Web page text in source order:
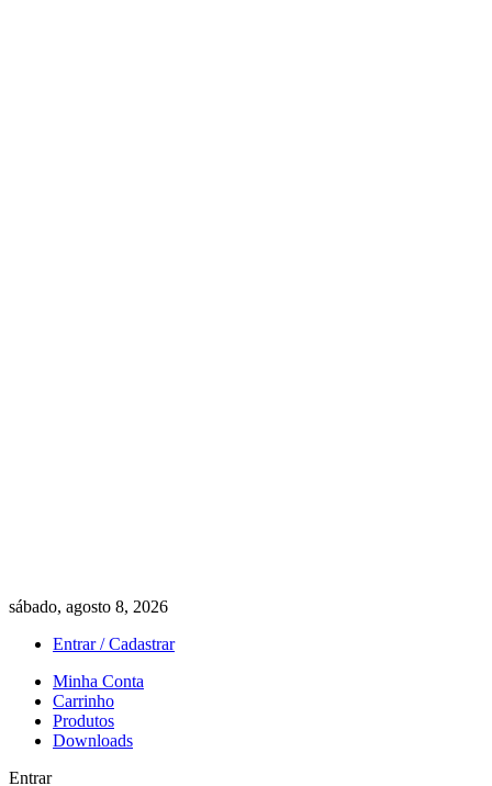
sábado, agosto 8, 2026
Entrar / Cadastrar
Minha Conta
Carrinho
Produtos
Downloads
Entrar